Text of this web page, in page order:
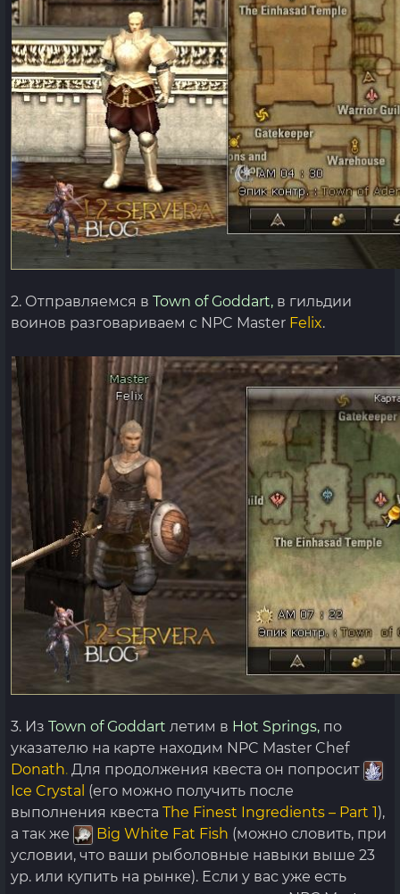
2. Отправляемся в Town of Goddart, в гильдии
воинов разговариваем с NPC Master Felix.
3. Из Town of Goddart летим в Hot Springs, по
указателю на карте находим NPC Master Chef
Donath. Для продолжения квеста он попросит
Ice Crystal (его можно получить после
выполнения квеста The Finest Ingredients – Part 1),
а так же
Big White Fat Fish (можно словить, при
условии, что ваши рыболовные навыки выше 23
ур. или купить на рынке). Если у вас уже есть